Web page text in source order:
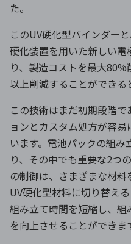
た。
このUV硬化型バインダー
硬化装置を用いた新しい
り、製造コストを最大
以上削減することができる
この技術はまだ初期段階
ョンとカスタム処方が容
います。電池パックの組
り、その中でも重要な2つ
の制御は、さまざまな材料
UV硬化型材料に切り替え
組み立て時間を短縮し、
を向上させることができま